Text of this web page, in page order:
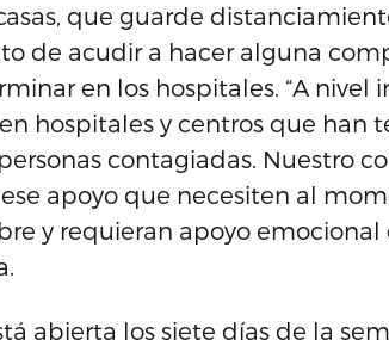
que guarde
de acudir a hacer alguna
en los hospitales. “A nivel
hospitales y centros que han
contagiadas. Nuestro
apoyo que necesiten al
y requieran apoyo emocional
abierta los siete días de la